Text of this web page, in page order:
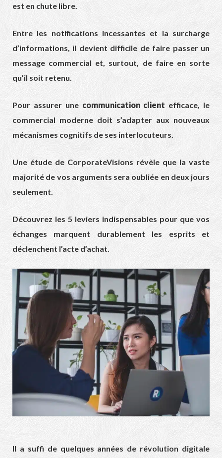
est en chute libre.
Entre les notifications incessantes et la surcharge
d’informations, il devient difficile de faire passer un
message commercial et, surtout, de faire en sorte
qu’il soit retenu.
Pour assurer une communication client efficace, le
commercial moderne doit s’adapter aux nouveaux
mécanismes cognitifs de ses interlocuteurs.
Une étude de CorporateVisions révèle que la vaste
majorité de vos arguments sera oubliée en deux jours
seulement.
Découvrez les 5 leviers indispensables pour que vos
échanges marquent durablement les esprits et
déclenchent l’acte d’achat.
Il a suffi de quelques années de révolution digitale